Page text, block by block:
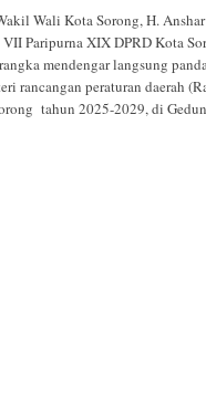
Wali Kota Sorong, H.
Paripurna XIX DPRD Kota
mendengar langsung
rancangan peraturan daerah
tahun 2025-2029, di